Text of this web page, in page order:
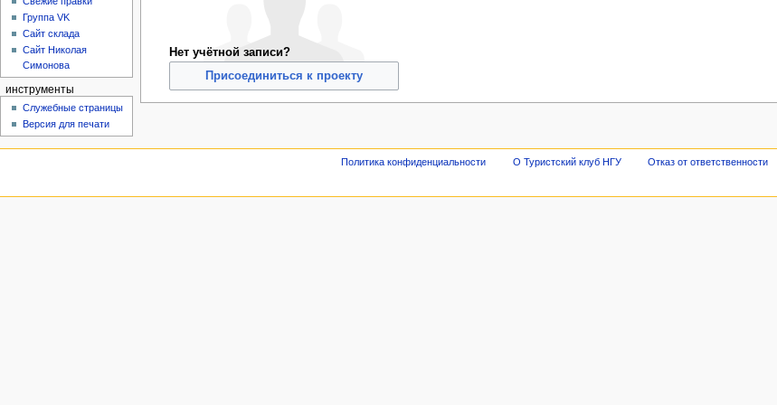
Нет учётной записи?
Присоединиться к проекту
Группа VK
Сайт склада
Сайт Николая
Симонова
инструменты
Служебные страницы
Версия для печати
Политика конфиденциальности О Туристский клуб НГУ Отказ от ответственности